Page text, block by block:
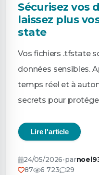
Sécurisez vos
laissez plus
state
Vos fichiers .tfstate
données sensibles.
temps réel et à
secrets pour
Lire l'article
24/05/2026•par
87
6 723 29